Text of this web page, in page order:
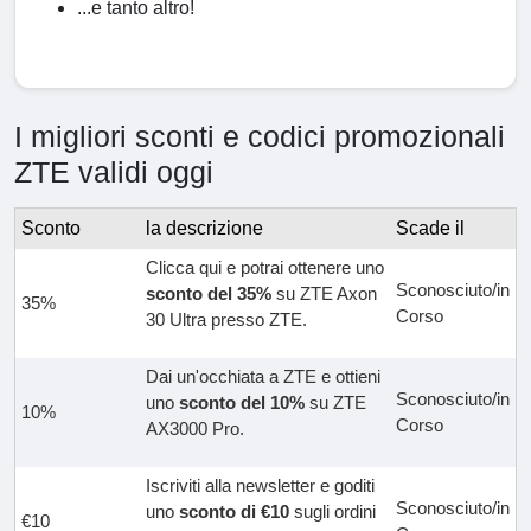
...e tanto altro!
I migliori sconti e codici promozionali
ZTE validi oggi
Sconto la descrizione Scade il
35%
Clicca qui e potrai ottenere uno
sconto del 35% su ZTE Axon
30 Ultra presso ZTE.
Sconosciuto/in
Corso
10%
Dai un'occhiata a ZTE e ottieni
uno sconto del 10% su ZTE
AX3000 Pro.
Sconosciuto/in
Corso
€10
Iscriviti alla newsletter e goditi
uno sconto di €10 sugli ordini
Sconosciuto/in